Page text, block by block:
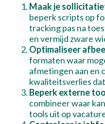
Maak je
beperk scripts op
tracking pas na
en vermijd zware
Optimaliseer
formaten waar
afmetingen aan en
kwaliteitsverlies
Beperk externe
combineer waar
tools uit op